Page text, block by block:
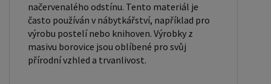
načervenalého odstínu. Tento materiál je
často používán v nábytkářství, například pro
výrobu postelí nebo knihoven. Výrobky z
masivu borovice jsou oblíbené pro svůj
přírodní vzhled a trvanlivost.